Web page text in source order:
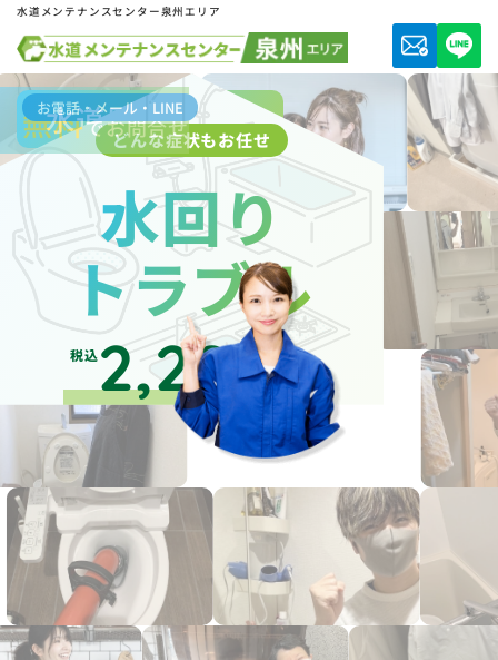
水道メンテナンスセンター泉州エリア
水道局指定業者
どんな症状もお任せ
水回り
トラブル
税込2,200円～
お電話・メール・LINE
無料でお問合せ